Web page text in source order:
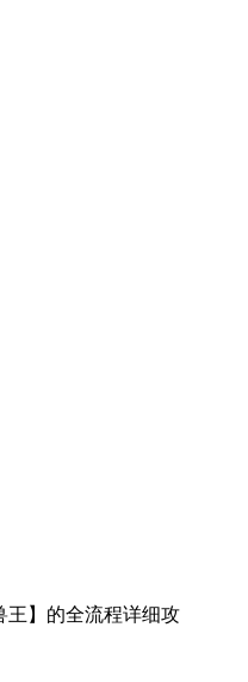
】的全流程详细攻